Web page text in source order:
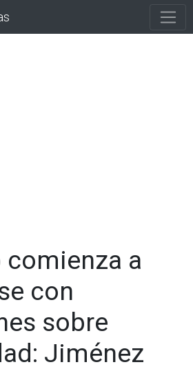
comienza a
con
sobre
Jiménez